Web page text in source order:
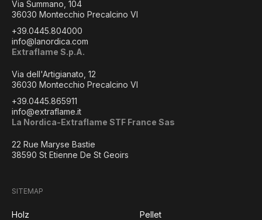
Via Summano, 104
36030 Montecchio Precalcino VI
+39.0445.804000
info@lanordica.com
Extraflame S.p.A.
Via dell'Artigianato, 12
36030 Montecchio Precalcino VI
+39.0445.865911
info@extraflame.it
La Nordica-Extraflame STF France Sas
22 Rue Maryse Bastie
38590 St Etienne De St Geoirs
SITEMAP
Holz Pellet